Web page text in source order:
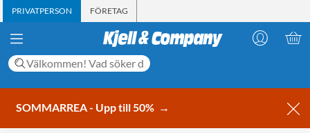
PRIVATPERSON FÖRETAG
SOMMARREA - Upp till 50% →